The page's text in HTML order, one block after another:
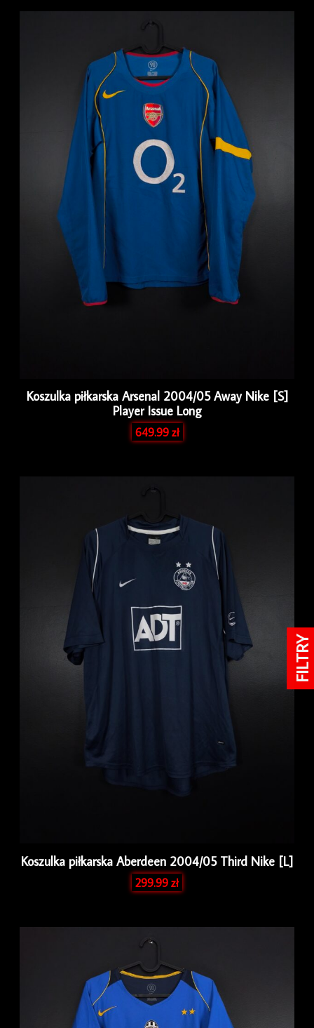
Koszulka piłkarska Arsenal 2004/05 Away Nike [S]
Player Issue Long
649.99zł
Koszulka piłkarska Aberdeen 2004/05 Third Nike [L]
299.99zł
FILTRY